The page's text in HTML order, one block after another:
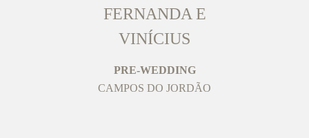
FERNANDA E
VINÍCIUS
PRE-WEDDING
CAMPOS DO JORDÃO